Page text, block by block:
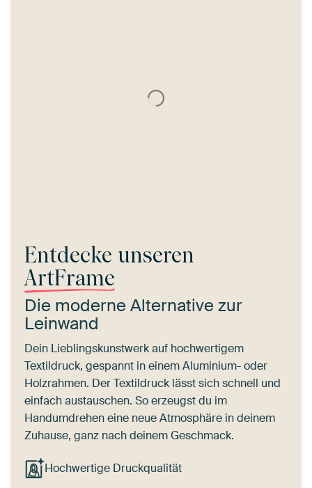
Entdecke unseren
ArtFrame
Die moderne Alternative zur
Leinwand
Dein Lieblingskunstwerk auf hochwertigem
Textildruck, gespannt in einem Aluminium- oder
Holzrahmen. Der Textildruck lässt sich schnell und
einfach austauschen. So erzeugst du im
Handumdrehen eine neue Atmosphäre in deinem
Zuhause, ganz nach deinem Geschmack.
Hochwertige Druckqualität